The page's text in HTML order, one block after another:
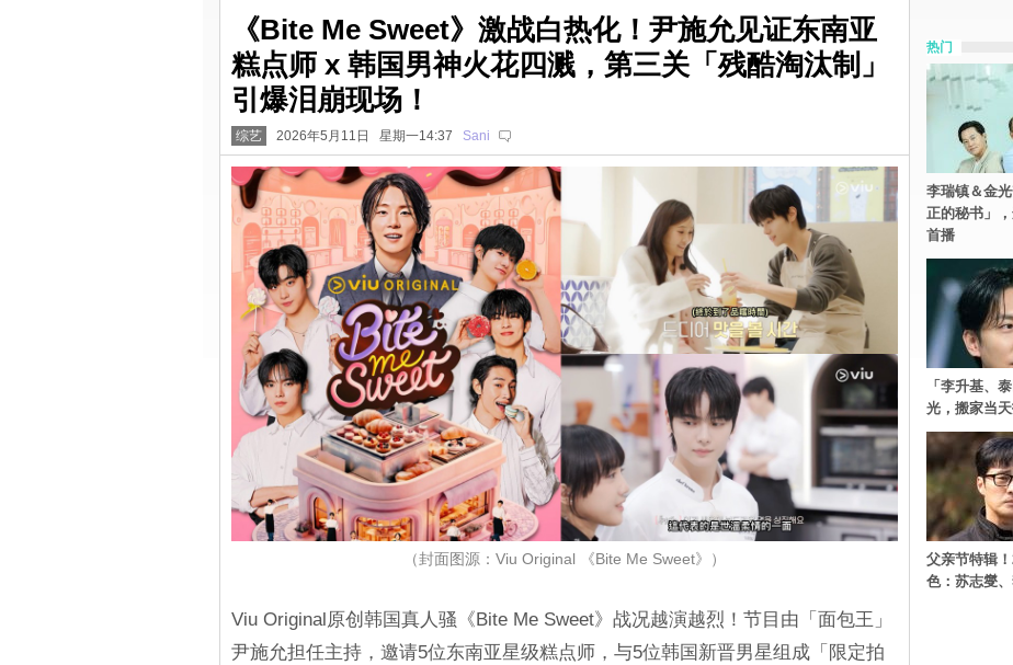
《Bite Me Sweet》激战白热化！尹施允见证东南亚
糕点师 x 韩国男神火花四溅，第三关「残酷淘汰制」
引爆泪崩现场！
综艺 2026年5月11日 星期一14:37 Sani
（封面图源：Viu Original 《Bite Me Sweet》）
Viu Original原创韩国真人骚《Bite Me Sweet》战况越演越烈！节目由「面包王」
尹施允担任主持，邀请5位东南亚星级糕点师，与5位韩国新晋男星组成「限定拍
热门
李瑞镇＆金
正的秘书」
首播
「李升基、
光，搬家当
父亲节特辑
色：苏志燮